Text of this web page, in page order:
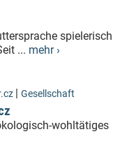
spielerisch
... mehr ›
| Gesellschaft
wohltätiges